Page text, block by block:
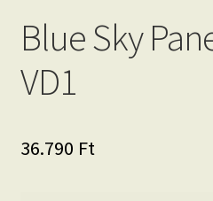
Blue Sky
VD1
36.790 Ft